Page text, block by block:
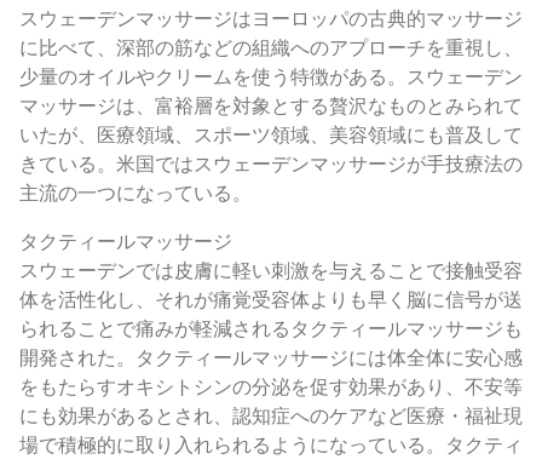
スウェーデンマッサージはヨーロッパの古典的マッサージ
に比べて、深部の筋などの組織へのアプローチを重視し、
少量のオイルやクリームを使う特徴がある。スウェーデン
マッサージは、富裕層を対象とする贅沢なものとみられて
いたが、医療領域、スポーツ領域、美容領域にも普及して
きている。米国ではスウェーデンマッサージが手技療法の
主流の一つになっている。
タクティールマッサージ
スウェーデンでは皮膚に軽い刺激を与えることで接触受容
体を活性化し、それが痛覚受容体よりも早く脳に信号が送
られることで痛みが軽減されるタクティールマッサージも
開発された。タクティールマッサージには体全体に安心感
をもたらすオキシトシンの分泌を促す効果があり、不安等
にも効果があるとされ、認知症へのケアなど医療・福祉現
場で積極的に取り入れられるようになっている。タクティ